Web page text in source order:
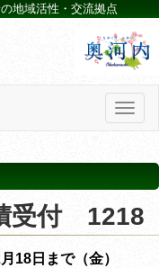
地域活性・交流拠点
受付 1218
18日まで（金）